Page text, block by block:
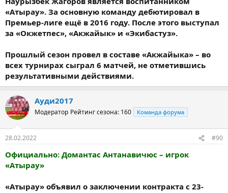
«Атырау». За основную команду дебютировал в
Премьер-лиге ещё в 2016 году. После этого выступал
за «Окжетпес», «Акжайык» и «Экибастуз».
Прошлый сезон провел в составе «Акжайыка» – во
всех турнирах сыграл 6 матчей, не отметившись
результативными действиями.
Ауди2017
Модератор Рейтинг сезона: 160 Команда форума
28.02.2022 #90
Официально: Домантас Антанавичюс – игрок
«Атырау»
«Атырау» объявил о заключении контракта с 23-